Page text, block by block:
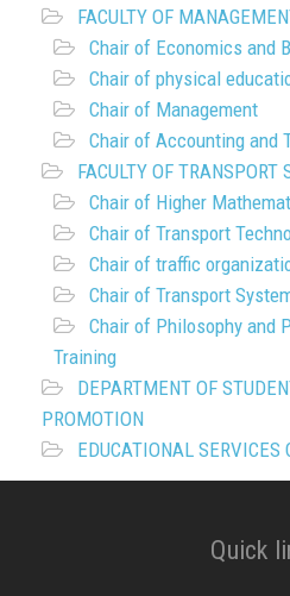
FACULTY OF
Chair of Economics and
Chair of physical
Chair of Management
Chair of Accounting and
FACULTY OF TRANSPORT
Chair of Higher
Chair of Transport
Chair of traffic
Chair of Transport
Chair of Philosophy and
Training
DEPARTMENT OF
PROMOTION
EDUCATIONAL SERVICES
Quick